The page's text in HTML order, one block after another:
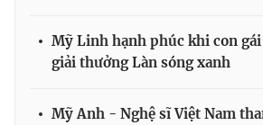
Mỹ Linh hạnh phúc khi con
giải thưởng Làn sóng xanh
Mỹ Anh - Nghệ sĩ Việt Nam